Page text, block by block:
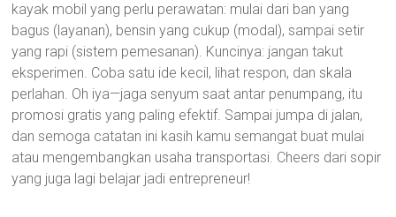
kayak mobil yang perlu perawatan: mulai dari ban yang
bagus (layanan), bensin yang cukup (modal), sampai setir
yang rapi (sistem pemesanan). Kuncinya: jangan takut
eksperimen. Coba satu ide kecil, lihat respon, dan skala
perlahan. Oh iya—jaga senyum saat antar penumpang, itu
promosi gratis yang paling efektif. Sampai jumpa di jalan,
dan semoga catatan ini kasih kamu semangat buat mulai
atau mengembangkan usaha transportasi. Cheers dari sopir
yang juga lagi belajar jadi entrepreneur!